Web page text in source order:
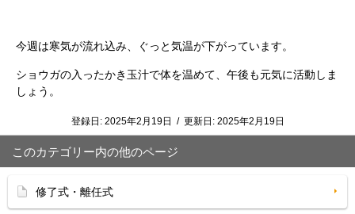
今週は寒気が流れ込み、ぐっと気温が下がっています。
ショウガの入ったかき玉汁で体を温めて、午後も元気に活動しま
しょう。
登録日: 2025年2月19日 / 更新日: 2025年2月19日
このカテゴリー内の他のページ
修了式・離任式